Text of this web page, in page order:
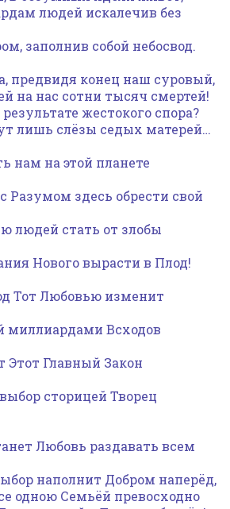
людей искалечив без
заполнив собой небосвод.
предвидя конец наш суровый,
на нас сотни тысяч смертей!
жестокого спора?
лишь слёзы седых матерей…
нам на этой планете
здесь обрести свой
людей стать от злобы
Нового вырасти в Плод!
Тот Любовью изменит
Всходов
Этот Главный Закон
сторицей Творец
Любовь раздавать всем
наполнит Добром наперёд,
одною Семьёй превосходно